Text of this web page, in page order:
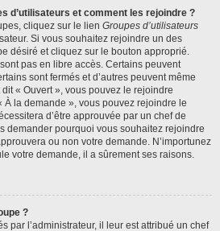
d’utilisateurs et comment les rejoindre ?
cliquez sur le lien Groupes d’utilisateurs
Si vous souhaitez rejoindre un des
désiré et cliquez sur le bouton approprié.
pas en libre accès. Certains peuvent
sont fermés et d’autres peuvent même
« Ouvert », vous pouvez le rejoindre
À la demande », vous pouvez rejoindre le
d’être approuvée par un chef de
demander pourquoi vous souhaitez rejoindre
ou non votre demande. N’importunez
votre demande, il a sûrement ses raisons.
?
par l’administrateur, il leur est attribué un chef